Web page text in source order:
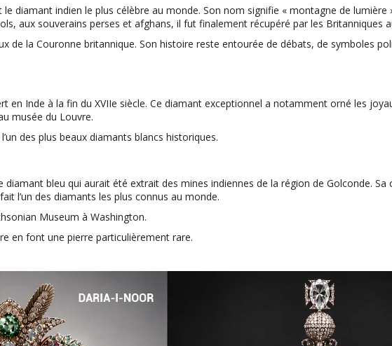
diamant indien le plus célèbre au monde. Son nom signifie « montagne de lumière
aux souverains perses et afghans, il fut finalement récupéré par les Britanniques
de la Couronne britannique. Son histoire reste entourée de débats, de symboles
en Inde à la fin du XVIIe siècle. Ce diamant exceptionnel a notamment orné les
musée du Louvre.
des plus beaux diamants blancs historiques.
diamant bleu qui aurait été extrait des mines indiennes de la région de Golconde. Sa
l’un des diamants les plus connus au monde.
Museum à Washington.
en font une pierre particulièrement rare.